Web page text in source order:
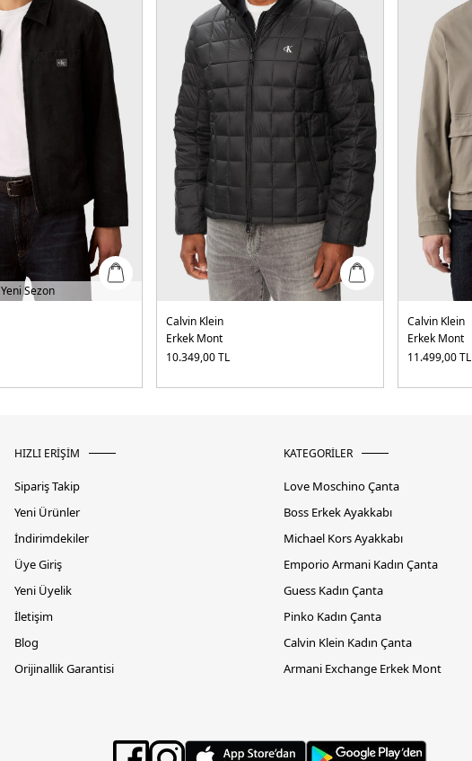
Yeni Sezon
Calvin Klein
Erkek Mont
10.349,00TL
Calvin Klein
Erkek Mont
11.499,00TL
HIZLI ERİŞİM
Sipariş Takip
Yeni Ürünler
İndirimdekiler
Üye Giriş
Yeni Üyelik
İletişim
Blog
Orijinallik Garantisi
KATEGORİLER
Love Moschino Çanta
Boss Erkek Ayakkabı
Michael Kors Ayakkabı
Emporio Armani Kadın Çanta
Guess Kadın Çanta
Pinko Kadın Çanta
Calvin Klein Kadın Çanta
Armani Exchange Erkek Mont